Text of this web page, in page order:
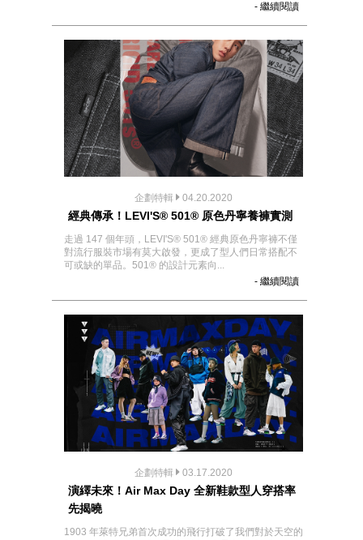
- 繼續閱讀
企劃特輯 04.20.2020
經典傳承！LEVI'S® 501® 原色丹寧養褲實測
走過 147 個年頭，LEVI'S® 501® 經典原色丹寧褲不僅
對流行服裝市場有莫大啟發，更成了型人們日常搭配不
可或缺的單品。501® 的設計元素向...
- 繼續閱讀
企劃特輯 03.17.2020
演繹未來！Air Max Day 全新鞋款型人穿搭率
先揭曉
1903 年萊特兄弟首次成功的飛行打破了我們對於天空的